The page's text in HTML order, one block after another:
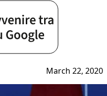
March 22, 2020